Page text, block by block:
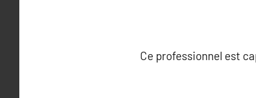
Ce professionnel est